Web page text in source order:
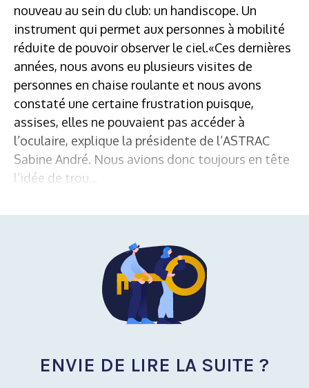
nouveau au sein du club: un handiscope. Un
instrument qui permet aux personnes à mobilité
réduite de pouvoir observer le ciel.«Ces dernières
années, nous avons eu plusieurs visites de
personnes en chaise roulante et nous avons
constaté une certaine frustration puisque,
assises, elles ne pouvaient pas accéder à
l’oculaire, explique la présidente de l’ASTRAC
Sabine André. Nous avions donc toujours en tête
l’idée de trou...
ENVIE DE LIRE LA SUITE ?